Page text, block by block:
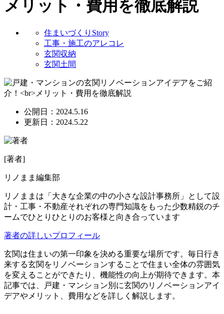
メリット・費用を徹底解説
住まいづくりStory
工事・施工のアレコレ
玄関収納
玄関土間
公開日：2024.5.16
更新日：2024.5.22
[著者]
リノまま編集部
リノままは「大きな企業の中の小さな設計事務所」として設
計・工事・不動産それぞれの専門知識をもった少数精鋭のチ
ームでひとりひとりのお客様と向き合っています
著者の詳しいプロフィール
玄関は住まいの第一印象を決める重要な場所です。毎日行き
来する玄関をリノベーションすることで住まい全体の雰囲気
を変えることができたり、機能性の向上が期待できます。本
記事では、戸建・マンション別に玄関のリノベーションアイ
デアやメリット、費用などを詳しく解説します。